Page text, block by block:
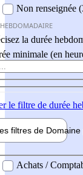
Non renseignée
la durée
minimale (en
le filtre de durée
filtres de Domaine
professionel
Achats /